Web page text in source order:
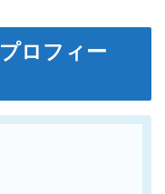
ロフィー